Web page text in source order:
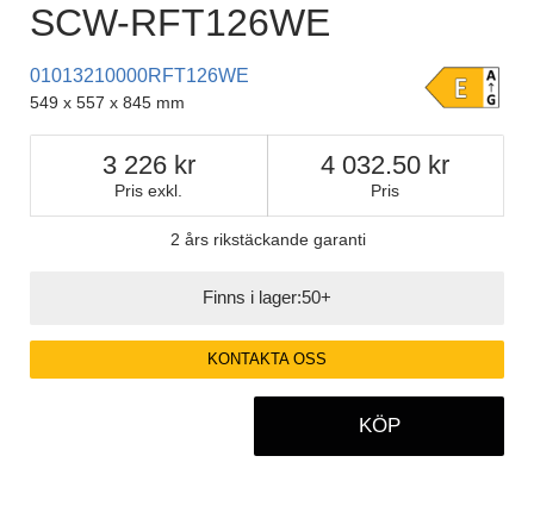
SCW-RFT126WE
01013210000RFT126WE
549 x 557 x 845 mm
Pris exkl.
3 226
Pris
4 032.50
2 års rikstäckande garanti
Finns i lager:50+
KONTAKTA OSS
KÖP